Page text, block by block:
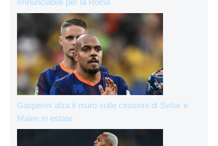
irrinunciabile per la Roma
Gasperini alza il muro sulle cessioni di Svilar e
Malen in estate